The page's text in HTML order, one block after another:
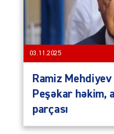
03.11.2025
Ramiz
Peşəkar həkim,
parçası